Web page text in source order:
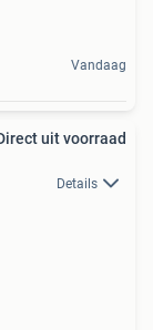
Vandaag
Details